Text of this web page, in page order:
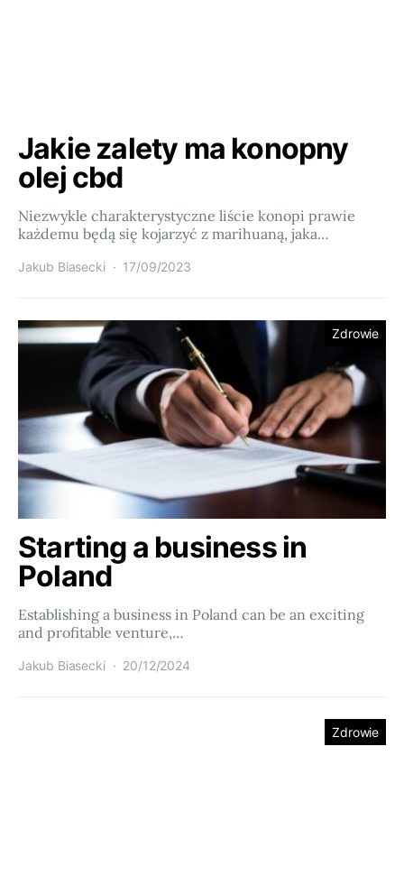
Jakie zalety ma konopny
olej cbd
Niezwykle charakterystyczne liście konopi prawie
każdemu będą się kojarzyć z marihuaną, jaka…
Jakub Biasecki 17/09/2023
Zdrowie
Starting a business in
Poland
Establishing a business in Poland can be an exciting
and profitable venture,…
Jakub Biasecki 20/12/2024
Zdrowie